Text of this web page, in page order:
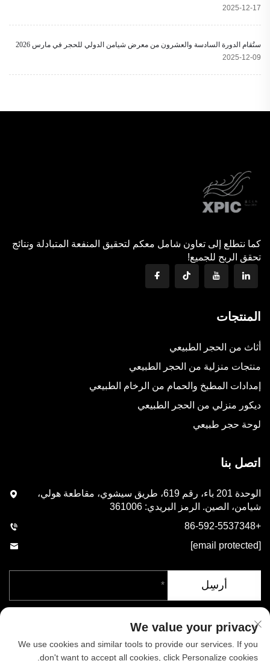
2025-12-17
ستُقام الدورة السادسة والعشرون من معرض شيامن الدولي للحجر في مارس 2026
2025-12-09
كما نتطلع إلى تعاون شامل معكم لتحقيق المنفعة المتبادلة ونتائج
تحقق الربح للجميع!
المنتجات
أثاث من الحجر الطبيعي
منتجات منزلية من الحجر الطبيعي
إمدادات المطبخ والحمام من الرخام الطبيعي
ديكور منزلي من الحجر الطبيعي
لوحة حجر طبيعي
اتصل بنا
الوحدة 201 باء، رقم 619، طريق سيشوي، مقاطعة هولي،
شيامن، الصين. الرمز البريدي: 361006
+86-592-5537348
[email protected]
أرسِل
We value your privacy
We use cookies and similar tools to provide our services. If you
don't want to accept all cookies, click Personalize cookies.